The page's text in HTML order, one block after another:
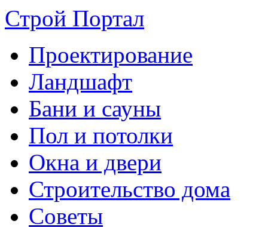
Строй Портал
Проектирование
Ландшафт
Бани и сауны
Пол и потолки
Окна и двери
Строительство дома
Советы